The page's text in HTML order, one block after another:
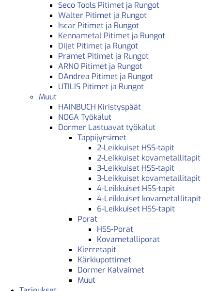
Seco Tools Pitimet ja Rungot
Walter Pitimet ja Rungot
Iscar Pitimet ja Rungot
Kennametal Pitimet ja Rungot
Dijet Pitimet ja Rungot
Pramet Pitimet ja Rungot
ARNO Pitimet ja Rungot
DAndrea Pitimet ja Rungot
UTILIS Pitimet ja Rungot
Muut
HAINBUCH Kiristyspäät
NOGA Työkalut
Dormer Lastuavat työkalut
Tappijyrsimet
2-Leikkuiset HSS-tapit
2-Leikkuiset kovametallitapit
3-Leikkuiset HSS-tapit
3-Leikkuiset kovametallitapit
4-Leikkuiset HSS-tapit
4-Leikkuiset kovametallitapit
6-Leikkuiset HSS-tapit
Porat
HSS-Porat
Kovametalliporat
Kierretapit
Kärkiupottimet
Dormer Kalvaimet
Muut